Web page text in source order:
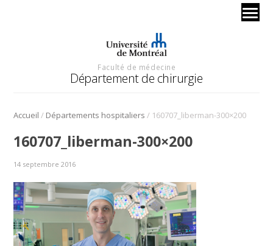
Faculté de médecine
Département de chirurgie
Accueil / Départements hospitaliers / 160707_liberman-300×200
160707_liberman-300×200
14 septembre 2016